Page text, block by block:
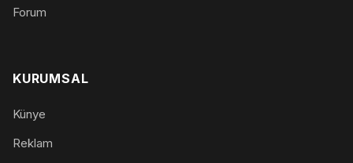
Forum
KURUMSAL
Künye
Reklam